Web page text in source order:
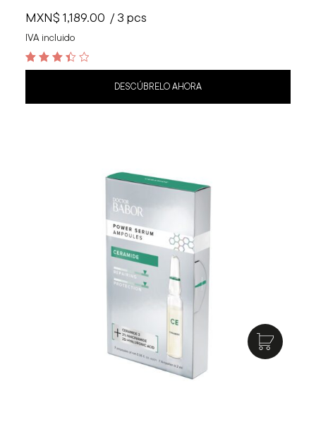
MXN$ 1,189.00
IVA incluido
/ 3 pcs
3.5
DESCÚBRELO AHORA